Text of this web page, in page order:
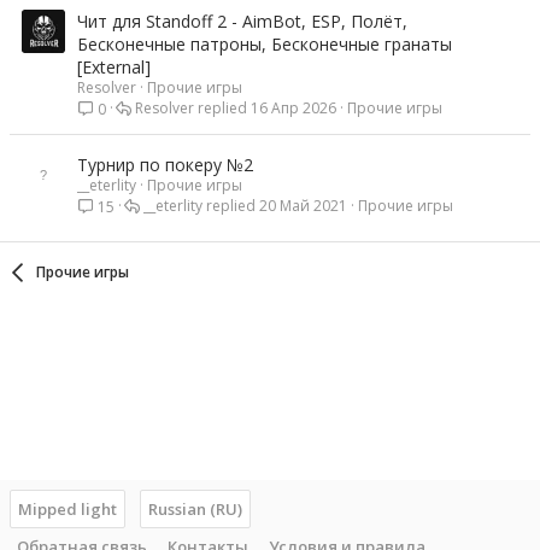
Чит для Standoff 2 - AimBot, ESP, Полёт,
Бесконечные патроны, Бесконечные гранаты
[External]
Resolver Прочие игры
0
Прочие игры
16 Апр 2026
Resolver
Турнир по покеру №2
__eterlity Прочие игры
15
Прочие игры
20 Май 2021
__eterlity
Прочие игры
Mipped light
Russian (RU)